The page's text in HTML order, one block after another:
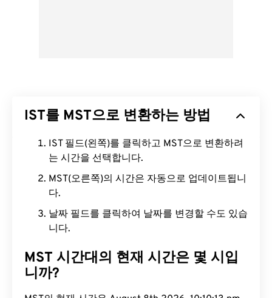
IST를 MST으로 변환하는 방법
IST 필드(왼쪽)를 클릭하고 MST으로 변환하려
는 시간을 선택합니다.
MST(오른쪽)의 시간은 자동으로 업데이트됩니
다.
날짜 필드를 클릭하여 날짜를 변경할 수도 있습
니다.
MST 시간대의 현재 시간은 몇 시입
니까?